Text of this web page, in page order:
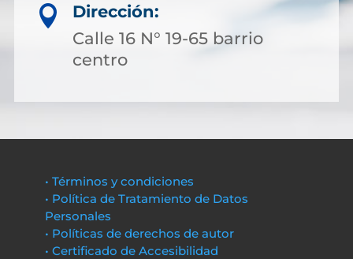

Dirección:
Calle 16 N° 19-65 barrio
centro
• Términos y condiciones
• Política de Tratamiento de Datos
Personales
• Políticas de derechos de autor
• Certificado de Accesibilidad